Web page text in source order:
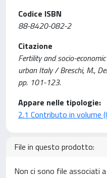
Codice ISBN
88-8420-082-2
Citazione
Fertility and socio-
urban Italy / Breschi, M.,
pp. 101-123.
Appare nelle tipologie:
2.1 Contributo in volume
File in questo prodotto:
Non ci sono file associati